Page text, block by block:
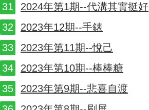
2024年第1期--代溝其實挺好
2023年12期--手錶
2023年第11期--悅己
2023年第10期--棒棒糖
2023年第9期--悲喜自渡